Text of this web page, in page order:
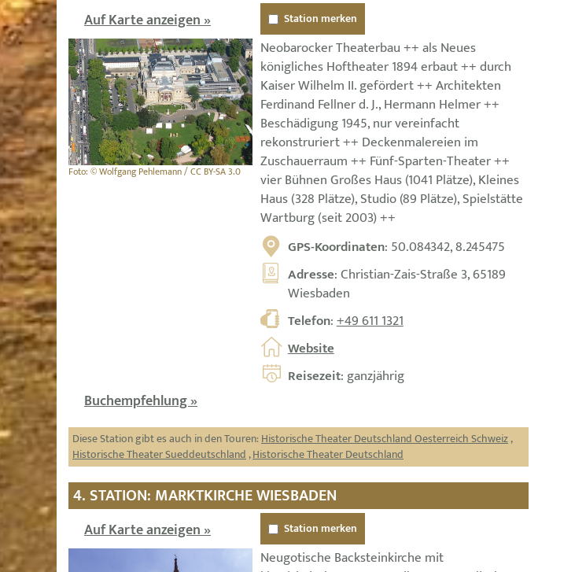
Auf Karte anzeigen »
Foto: © Wolfgang Pehlemann / CC BY-SA 3.0
Station merken
Neobarocker Theaterbau ++ als Neues
königliches Hoftheater 1894 erbaut ++ durch
Kaiser Wilhelm II. gefördert ++ Architekten
Ferdinand Fellner d. J., Hermann Helmer ++
Beschädigung 1945, nur vereinfacht
rekonstruriert ++ Deckenmalereien im
Zuschauerraum ++ Fünf-Sparten-Theater ++
vier Bühnen Großes Haus (1041 Plätze), Kleines
Haus (328 Plätze), Studio (89 Plätze), Spielstätte
Wartburg (seit 2003) ++
GPS-Koordinaten: 50.084342, 8.245475
Adresse: Christian-Zais-Straße 3, 65189
Wiesbaden
Telefon:+49 611 1321
Website
Reisezeit: ganzjährig
Buchempfehlung »
Diese Station gibt es auch in den Touren:Historische Theater Deutschland Oesterreich Schweiz,
Historische Theater Sueddeutschland,Historische Theater Deutschland
4. STATION: MARKTKIRCHE WIESBADEN
Auf Karte anzeigen » Station merken
Neugotische Backsteinkirche mit